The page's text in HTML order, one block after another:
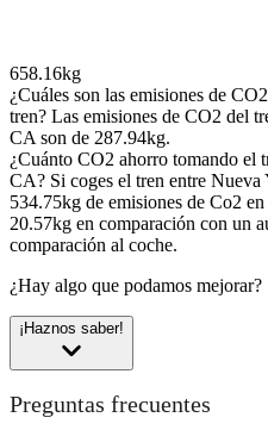
658.16kg
¿Cuáles son las emisiones de
tren? Las emisiones de CO2 del
CA son de 287.94kg.
¿Cuánto CO2 ahorro tomando el
CA? Si coges el tren entre
534.75kg de emisiones de Co2
20.57kg en comparación con un
comparación al coche.
¿Hay algo que podamos mejorar?
¡Haznos saber!
Preguntas frecuentes